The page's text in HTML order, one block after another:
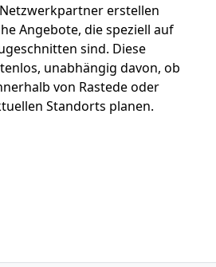
erstellen
Angebote, die speziell auf
sind. Diese
unabhängig davon, ob
von Rastede oder
Standorts planen.